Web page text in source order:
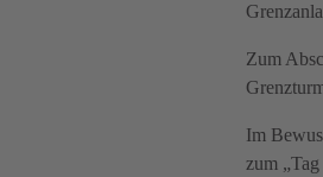
Zum
Im
zum